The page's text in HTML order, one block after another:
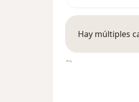
Hay múltiples